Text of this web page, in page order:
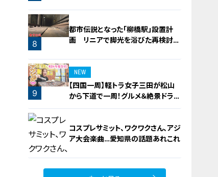
8
都市伝説となった「柳橋駅」設置計
画 リニアで脚光を浴びた再検討の
9
NEW
【四国一周】軽トラ女子三田が松山
から下道で一周！グルメ＆絶景ドライ
ブ⑳
コスプレサミット、ワクワクさん、アジ
ア大会楽曲…愛知県の話題あれこれ